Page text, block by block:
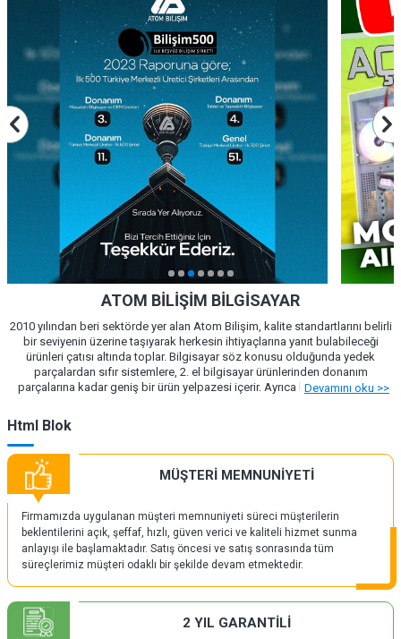
ATOM BİLİŞİM BİLGİSAYAR
2010 yılından beri sektörde yer alan Atom Bilişim, kalite standartlarını belirli
bir seviyenin üzerine taşıyarak herkesin ihtiyaçlarına yanıt bulabileceği
ürünleri çatısı altında toplar. Bilgisayar söz konusu olduğunda yedek
parçalardan sıfır sistemlere, 2. el bilgisayar ürünlerinden donanım
parçalarına kadar geniş bir ürün yelpazesi içerir. Ayrıca baskı çözümleri,
bir ürün yelpazesine sahiptir. Dragos ve Turbox gibi kaliteli markaların oyun
bilgisayarlarına sahip olan Atom Bilişim, sunduğu hizmetlerle geniş bir
kitleye seslenir. Ayrıca Corsair, Asus ve Acer gibi markaların çevre birimlerini
bulabileceğiniz bir adres olan Atom Bilişim, aradığınız çoğu donanım
öğesine ulaşmanızı mümkün hale getirir 2010 yılından beri sektörde yer alan
Atom Bilişim, kalite standartlarını belirli bir seviyenin üzerine taşıyarak
herkesin ihtiyaçlarına yanıt bulabileceği ürünleri çatısı altında toplar.
Bilgisayar söz konusu olduğunda yedek parçalardan sıfır sistemlere, 2. el
bilgisayar ürünlerinden donanım parçalarına kadar geniş bir ürün yelpazesi
içerir. Ayrıca baskı çözümleri, server bileşenler, modem, fotokopi makinesi
ya da tarayıcı benzeri geniş bir ürün yelpazesine sahiptir. Dragos ve Turbox
gibi kaliteli markaların oyun bilgisayarlarına sahip olan Atom Bilişim,
sunduğu hizmetlerle geniş bir kitleye seslenir. Ayrıca Corsair, Asus ve Acer
gibi markaların çevre birimlerini bulabileceğiniz bir adres olan Atom Bilişim,
aradığınız çoğu donanım öğesine ulaşmanızı mümkün hale getirir
Devamını oku >>
Html Blok
MÜŞTERİ MEMNUNİYETİ
Firmamızda uygulanan müşteri memnuniyeti süreci müşterilerin
beklentilerini açık, şeffaf, hızlı, güven verici ve kaliteli hizmet sunma
anlayışı ile başlamaktadır. Satış öncesi ve satış sonrasında tüm
süreçlerimiz müşteri odaklı bir şekilde devam etmektedir.
2 YIL GARANTİLİ